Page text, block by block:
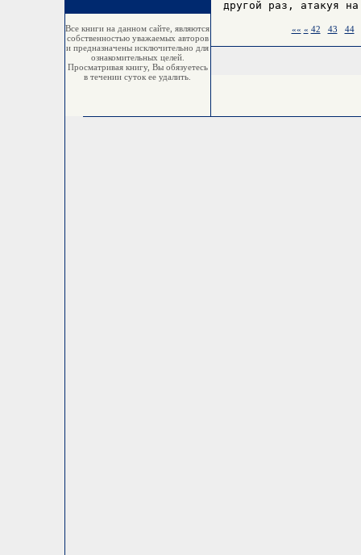
Все книги на данном сайте, являются
собственностью уважаемых авторов
и предназначены исключительно для
ознакомительных целей.
Просматривая книгу, Вы обязуетесь
в течении суток ее удалить.
«« « 42 43 44